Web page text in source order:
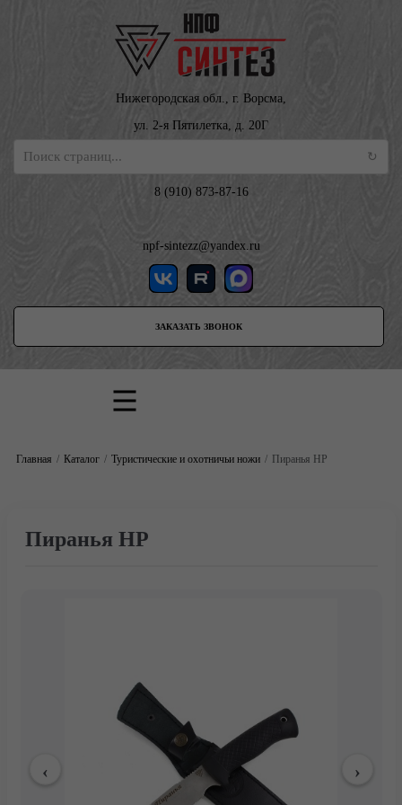
Нижегородская обл., г. Ворсма,
ул. 2-я Пятилетка, д. 20Г
8 (910) 873-87-16
npf-sintezz@yandex.ru
ЗАКАЗАТЬ ЗВОНОК
Главная Каталог Туристические и охотничьи ножи Пиранья НР
Пиранья НР